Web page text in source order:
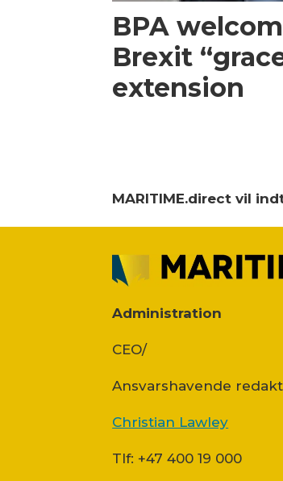
BPA
Brexit
extension
MARITIME.direct vil
Administration
CEO/
Ansvars­havende
Christian Lawley
Tlf: +47 400 19 000